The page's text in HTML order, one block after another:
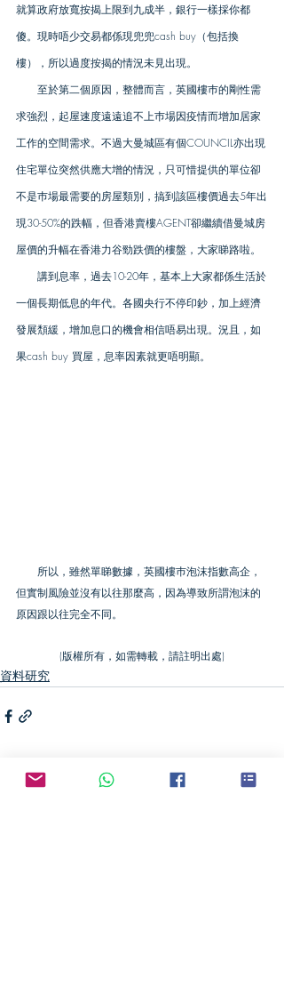
就算政府放寬按揭上限到九成半，銀行一樣採你都
傻。現時唔少交易都係現兜兜cash buy（包括換
樓），所以過度按揭的情況未見出現。
至於第二個原因，整體而言，英國樓巿的剛性需
求強烈，起屋速度遠遠追不上巿場因疫情而增加居家
工作的空間需求。不過大曼城區有個COUNCIL亦出現
住宅單位突然供應大增的情況，只可惜提供的單位卻
不是巿場最需要的房屋類別，搞到該區樓價過去5年出
現30-50%的跌幅，但香港賣樓AGENT卻繼續借曼城房
屋價的升幅在香港力谷勁跌價的樓盤，大家睇路啦。
講到息率，過去10-20年，基本上大家都係生活於
一個長期低息的年代。各國央行不停印鈔，加上經濟
發展頽緩，增加息口的機會相信唔易出現。況且，如
果cash buy 買屋，息率因素就更唔明顯。
所以，雖然單睇數據，英國樓巿泡沫指數高企，
但實制風險並沒有以往那麼高，因為導致所謂泡沫的
原因跟以往完全不同。
(版權所有，如需轉載，請註明出處)
資料研究
最新文章 查看全部